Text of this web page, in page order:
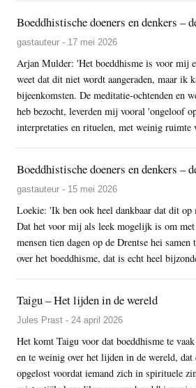
Boeddhistische doeners en denkers –
gastauteur - 17 mei 2026
Arjan Mulder: 'Het boeddhisme is voor mij
weet dat dit niet wordt aangeraden, maar ik
bijeenkomsten. De meditatie-ochtenden en
heb bezocht, leverden mij vooral 'ongeloof
interpretaties en rituelen, met weinig ruimte
Boeddhistische doeners en denkers –
gastauteur - 15 mei 2026
Loekie: 'Ik ben ook heel dankbaar dat dit op
Dat het voor mij als leek mogelijk is om met
mensen tien dagen op de Drentse hei samen
over het boeddhisme, dat is echt heel
Taigu – Het lijden in de wereld
Jules Prast - 24 april 2026
Het komt Taigu voor dat boeddhisme te vaak
en te weinig over het lijden in de wereld, dat
opgelost voordat iemand zich in spirituele